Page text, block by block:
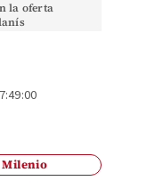
la oferta
Milenio